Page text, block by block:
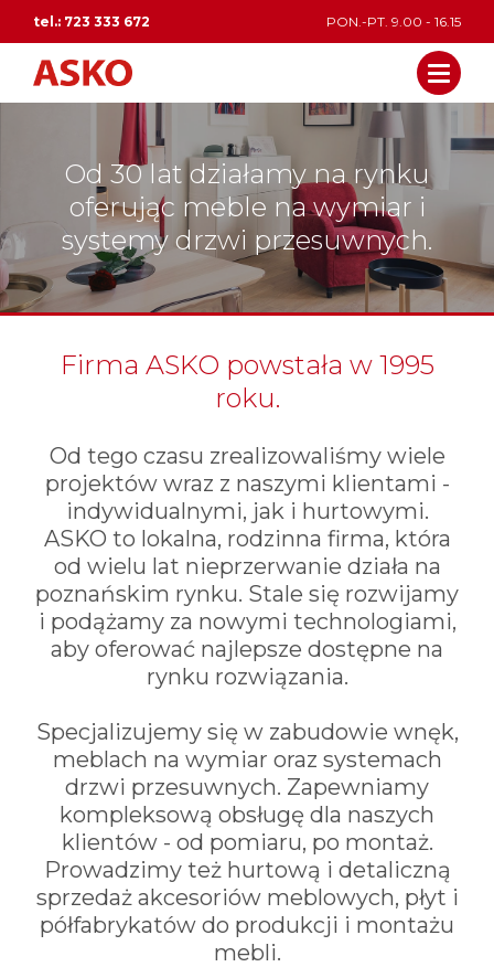
tel.: 723 333 672 PON.-PT. 9.00 - 16.15
Od 30 lat działamy na rynku
oferując meble na wymiar i
systemy drzwi przesuwnych.
Firma ASKO powstała w 1995
roku.
Od tego czasu zrealizowaliśmy wiele
projektów wraz z naszymi klientami -
indywidualnymi, jak i hurtowymi.
ASKO to lokalna, rodzinna firma, która
od wielu lat nieprzerwanie działa na
poznańskim rynku. Stale się rozwijamy
i podążamy za nowymi technologiami,
aby oferować najlepsze dostępne na
rynku rozwiązania.
Specjalizujemy się w zabudowie wnęk,
meblach na wymiar oraz systemach
drzwi przesuwnych. Zapewniamy
kompleksową obsługę dla naszych
klientów - od pomiaru, po montaż.
Prowadzimy też hurtową i detaliczną
sprzedaż akcesoriów meblowych, płyt i
półfabrykatów do produkcji i montażu
mebli.